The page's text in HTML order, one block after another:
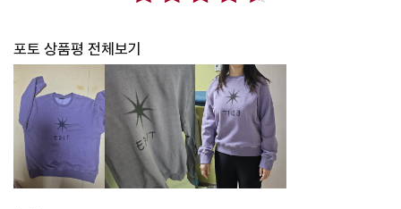
포토 상품평 전체보기